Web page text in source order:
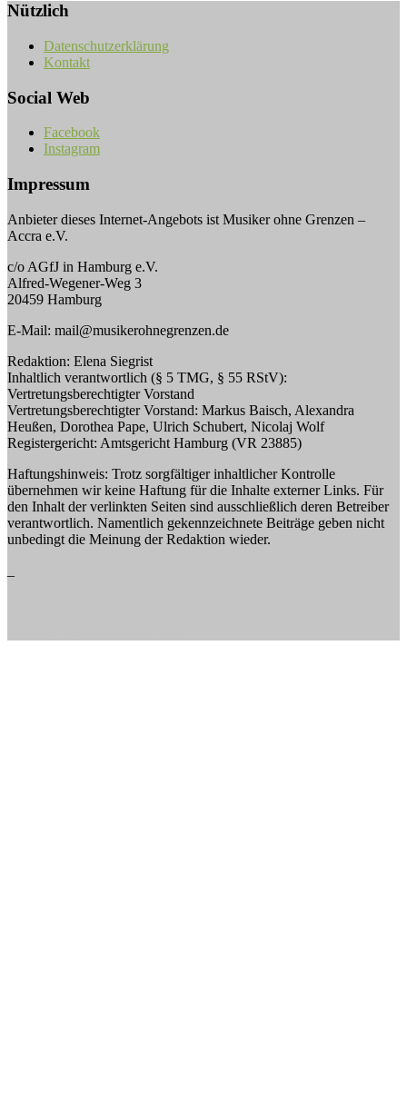
Nützlich
Datenschutzerklärung
Kontakt
Social Web
Facebook
Instagram
Impressum
Anbieter dieses Internet-Angebots ist Musiker ohne Grenzen –
Accra e.V.
c/o AGfJ in Hamburg e.V.
Alfred-Wegener-Weg 3
20459 Hamburg
E-Mail: mail@musikerohnegrenzen.de
Redaktion: Elena Siegrist
Inhaltlich verantwortlich (§ 5 TMG, § 55 RStV):
Vertretungsberechtigter Vorstand
Vertretungsberechtigter Vorstand: Markus Baisch, Alexandra
Heußen, Dorothea Pape, Ulrich Schubert, Nicolaj Wolf
Registergericht: Amtsgericht Hamburg (VR 23885)
Haftungshinweis: Trotz sorgfältiger inhaltlicher Kontrolle
übernehmen wir keine Haftung für die Inhalte externer Links. Für
den Inhalt der verlinkten Seiten sind ausschließlich deren Betreiber
verantwortlich. Namentlich gekennzeichnete Beiträge geben nicht
unbedingt die Meinung der Redaktion wieder.